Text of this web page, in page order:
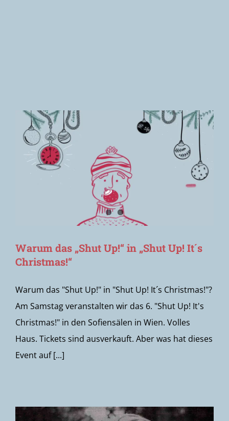
Warum das „Shut Up!“ in „Shut Up! It´s
Christmas!“
Warum das "Shut Up!" in "Shut Up! It´s Christmas!"?
Am Samstag veranstalten wir das 6. "Shut Up! It's
Christmas!" in den Sofiensälen in Wien. Volles
Haus. Tickets sind ausverkauft. Aber was hat dieses
Event auf [...]